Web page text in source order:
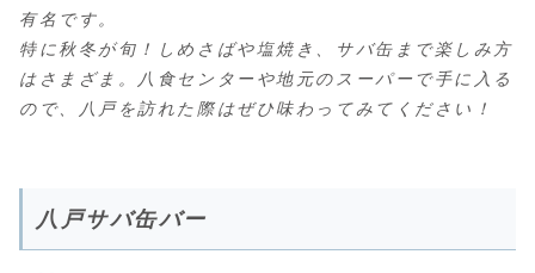
有名です。
特に秋冬が旬！しめさばや塩焼き、サバ缶まで楽しみ方
はさまざま。八食センターや地元のスーパーで手に入る
ので、八戸を訪れた際はぜひ味わってみてください！
八戸サバ缶バー